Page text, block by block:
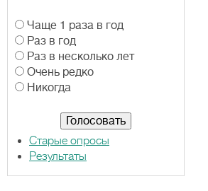
В
а
р
и
а
Чаще 1 раза в год
Раз в год
Раз в несколько лет
Очень редко
Никогда
Старые опросы
Результаты